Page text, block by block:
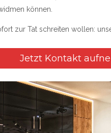
können.
zur Tat schreiten wollen:
Jetzt Kontakt